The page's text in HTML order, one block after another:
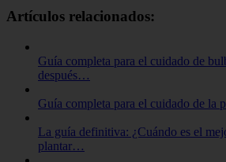
Artículos relacionados:
Guía completa para el cuidado de
después…
Guía completa para el cuidado de la
La guía definitiva: ¿Cuándo es el
plantar…